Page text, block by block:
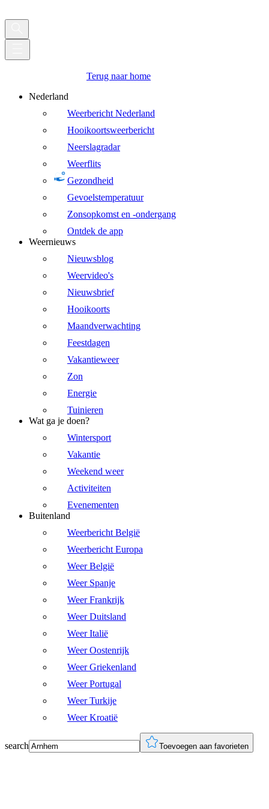
Terug naar home
Nederland
Weerbericht Nederland
Hooikoortsweerbericht
Neerslagradar
Weerflits
Gezondheid
Gevoelstemperatuur
Zonsopkomst en -ondergang
Ontdek de app
Weernieuws
Nieuwsblog
Weervideo's
Nieuwsbrief
Hooikoorts
Maandverwachting
Feestdagen
Vakantieweer
Zon
Energie
Tuinieren
Wat ga je doen?
Wintersport
Vakantie
Weekend weer
Activiteiten
Evenementen
Buitenland
Weerbericht België
Weerbericht Europa
Weer België
Weer Spanje
Weer Frankrijk
Weer Duitsland
Weer Italië
Weer Oostenrijk
Weer Griekenland
Weer Portugal
Weer Turkije
Weer Kroatië
search Toevoegen aan favorieten